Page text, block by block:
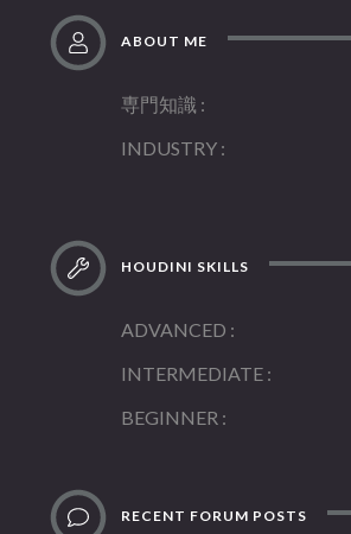
ABOUT ME
専門知識
INDUSTRY
HOUDINI SKILLS
ADVANCED
INTERMEDIATE
BEGINNER
RECENT FORUM POSTS